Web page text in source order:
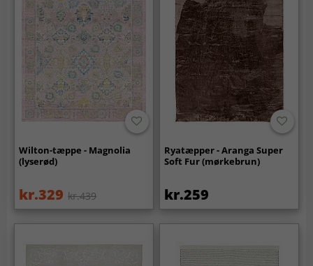
Wilton-tæppe - Magnolia
(lyserød)
kr.329 kr.439
Ryatæpper - Aranga Super
Soft Fur (mørkebrun)
kr.259